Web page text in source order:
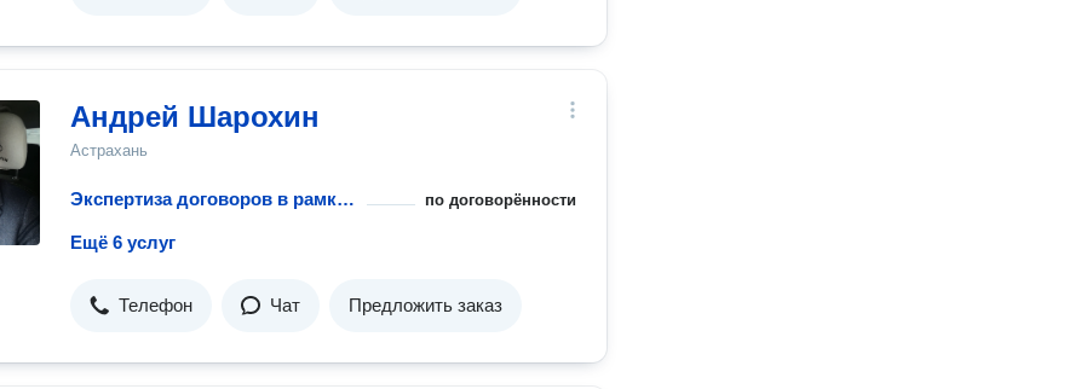
Андрей Шарохин
Астрахань
Экспертиза договоров в рамках абонентского обслуживания и сопровождения бизнеса по договорённости
Ещё 6 услуг
Телефон Чат Предложить заказ